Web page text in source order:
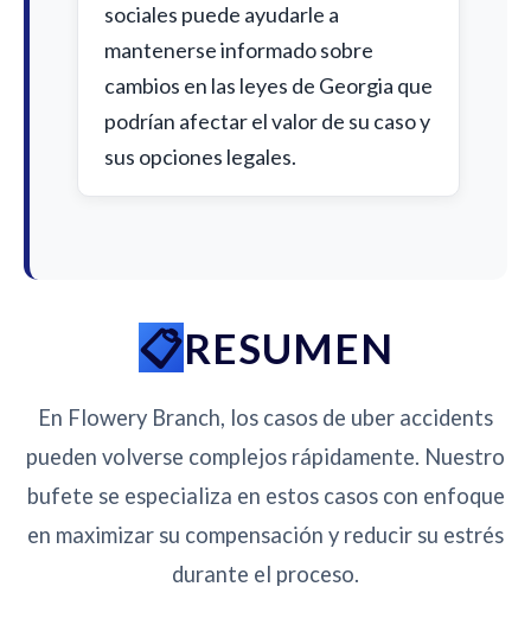
sociales puede ayudarle a
mantenerse informado sobre
cambios en las leyes de Georgia que
podrían afectar el valor de su caso y
sus opciones legales.
RESUMEN
En Flowery Branch, los casos de uber accidents
pueden volverse complejos rápidamente. Nuestro
bufete se especializa en estos casos con enfoque
en maximizar su compensación y reducir su estrés
durante el proceso.